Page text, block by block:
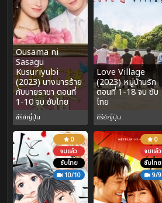
Ousama ni
Sasagu
Kusuriyubi
(2023) นางมารร้าย
กับนายราชา ตอนที่
1-10 จบ ซับไทย
ซีรีย์ญี่ปุ่น
Love Village
(2023) หมู่บ้านรัก
ตอนที่ 1-18 จบ ซับ
ไทย
ซีรีย์ญี่ปุ่น
0
จบแล้ว
ซับไทย
10/10
0
จบแล้ว
ซับไทย
9/9